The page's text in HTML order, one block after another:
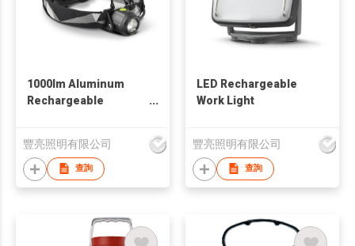
1000lm Aluminum
Rechargeable
豐亮照明有限公司
查詢
LED Rechargeable
Work Light
豐亮照明有限公司
查詢